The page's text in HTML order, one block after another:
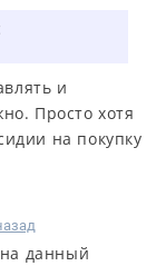
и
Просто хотя
на покупку
данный